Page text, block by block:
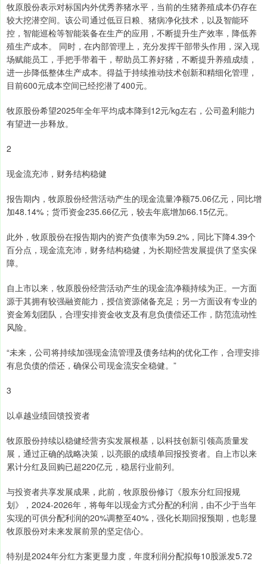
牧原股份表示对标国内外优秀养猪水平，当前的生猪养殖成本仍存在
较大挖潜空间。该公司通过低豆日粮、猪病净化技术，以及智能环
控，智能巡检等智能装备在生产的应用，不断提升生产效率，降低养
殖生产成本。 同时，在内部管理上，充分发挥干部带头作用，深入现
场赋能员工，手把手带着干，帮助员工养好猪，不断提升养殖成绩，
进一步降低整体生产成本。得益于持续推动技术创新和精细化管理，
目前600元成本空间已经挖潜了400元。
牧原股份希望2025年全年平均成本降到12元/kg左右，公司盈利能力
有望进一步释放。
2
现金流充沛，财务结构稳健
报告期内，牧原股份经营活动产生的现金流量净额75.06亿元，同比增
加48.14%；货币资金235.66亿元，较去年底增加66.15亿元。
此外，牧原股份在报告期内的资产负债率为59.2%，同比下降4.39个
百分点，现金流充沛，财务结构稳健，为长期经营发展提供了坚实保
障。
自上市以来，牧原股份经营活动产生的现金流净额持续为正。一方面
源于其拥有较强融资能力，授信资源储备充足；另一方面设有专业的
资金筹划团队，合理安排资金收支及有息负债偿还工作，防范流动性
风险。
“未来，公司将持续加强现金流管理及债务结构的优化工作，合理安排
有息负债的偿还，确保公司现金流安全稳健。”
3
以卓越业绩回馈投资者
牧原股份持续以稳健经营夯实发展根基，以科技创新引领高质量发
展，通过正确的战略决策，以亮眼的成绩单回报投资者。自上市以来
累计分红及回购已超220亿元，稳居行业前列。
与投资者共享发展成果，此前，牧原股份修订《股东分红回报规
划》，2024-2026年，将每年以现金方式分配的利润，由不少于当年
实现的可供分配利润的20%调整至40%，强化长期回报预期，也彰显
牧原股份对未来发展前景的坚定信心。
特别是2024年分红方案更显力度，年度利润分配拟每10股派发5.72